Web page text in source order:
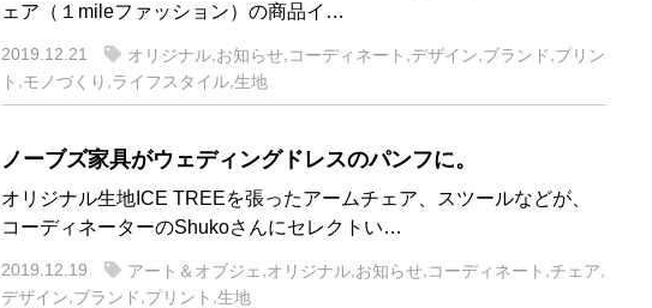
ェア（１mileファッション）の商品イ…
2019.12.21 オリジナル,お知らせ,コーディネート ,デザイン,ブランド,プリン
ト ,モノづくり ,ライフスタイル,生地
ノーブズ家具がウェディングドレスのパンフに。
オリジナル生地ICE TREEを張ったアームチェア、スツールなどが、
コーディネーターのShukoさんにセレクトい…
2019.12.19 アート＆オブジェ,オリジナル,お知らせ,コーディネート ,チェア,
デザイン,ブランド,プリント ,生地